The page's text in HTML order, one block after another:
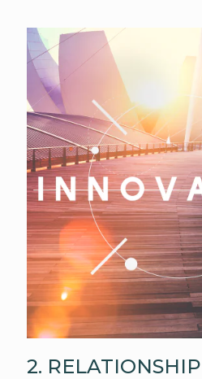
2. RELATIONSHIP